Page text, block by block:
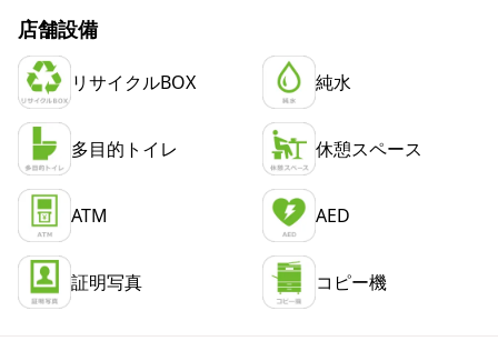
店舗設備
リサイクルBOX 純水
多目的トイレ 休憩スペース
ATM AED
証明写真 コピー機